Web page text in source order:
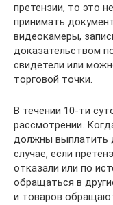
претензии, то это
принимать
видеокамеры,
доказательством
свидетели или
торговой точки.
В течении 10-ти
рассмотрении.
должны выплатить
случае, если
отказали или по
обращаться в
и товаров